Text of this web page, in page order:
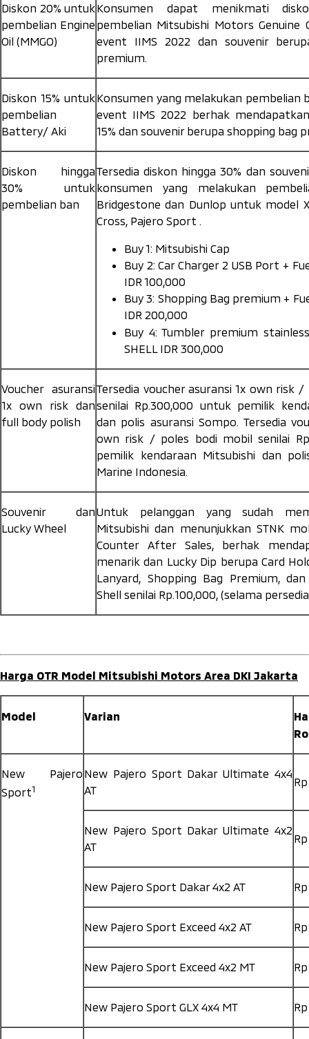
Diskon 20% untuk
pembelian Engine
Oil (MMGO)
Konsumen dapat menikmati
pembelian Mitsubishi Motors Genuine
event IIMS 2022 dan souvenir
premium.
Diskon 15% untuk
pembelian
Battery/ Aki
Konsumen yang melakukan pembelian
event IIMS 2022 berhak
15% dan souvenir berupa shopping bag
Diskon hingga
30% untuk
pembelian ban
Tersedia diskon hingga 30% dan
konsumen yang melakukan
Bridgestone dan Dunlop untuk model
Cross, Pajero Sport .
Buy 1: Mitsubishi Cap
Buy 2: Car Charger 2 USB Port +
IDR 100,000
Buy 3: Shopping Bag premium +
IDR 200,000
Buy 4: Tumbler premium
SHELL IDR 300,000
Voucher asuransi
1x own risk dan
full body polish
Tersedia voucher asuransi 1x own risk /
senilai Rp.300,000 untuk pemilik
dan polis asuransi Sompo. Tersedia
own risk / poles bodi mobil senilai
pemilik kendaraan Mitsubishi dan
Marine Indonesia.
Souvenir dan
Lucky Wheel
Untuk pelanggan yang sudah
Mitsubishi dan menunjukkan STNK
Counter After Sales, berhak
menarik dan Lucky Dip berupa Card
Lanyard, Shopping Bag Premium,
Shell senilai Rp.100,000, (selama
Harga OTR Model Mitsubishi Motors Area DKI Jakarta
Model Varian
New Pajero
Sport1
New Pajero Sport Dakar Ultimate 4x4
AT
New Pajero Sport Dakar Ultimate 4x2
AT
New Pajero Sport Dakar 4x2 AT
New Pajero Sport Exceed 4x2 AT
New Pajero Sport Exceed 4x2 MT
New Pajero Sport GLX 4x4 MT